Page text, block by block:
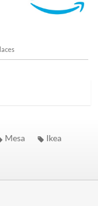
Mesa Ikea